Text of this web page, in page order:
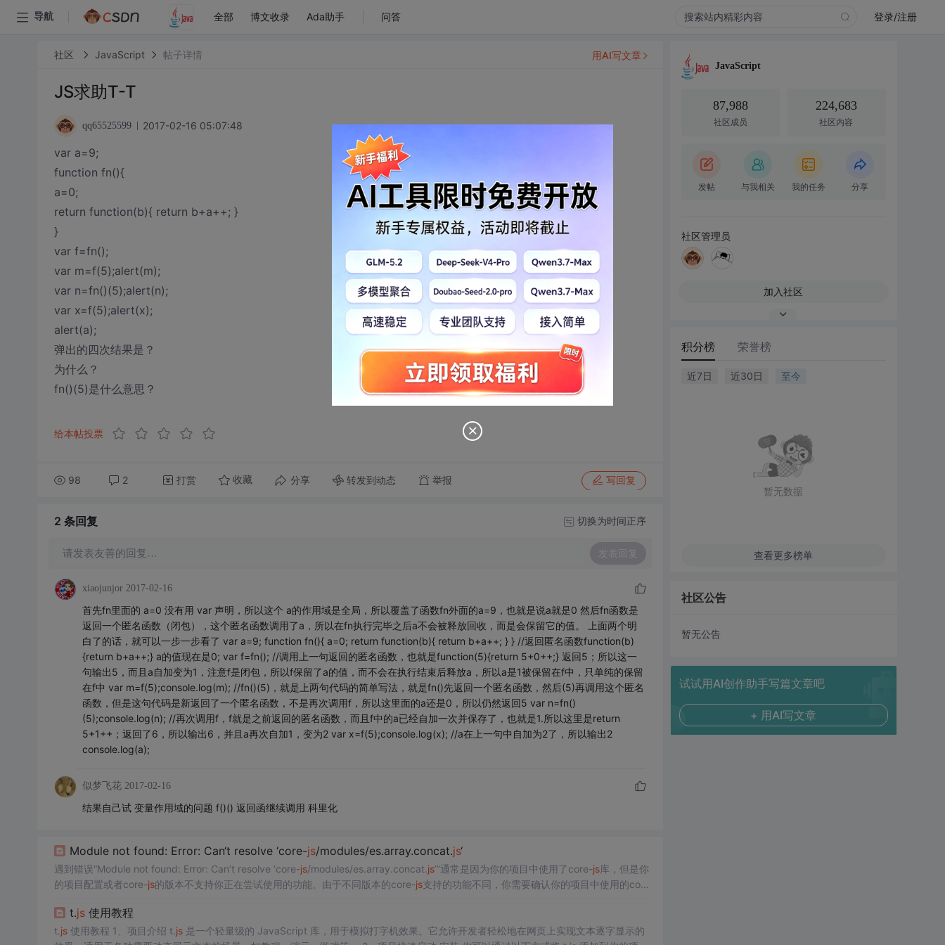
导航 全部 博文收录 Ada助手 问答 登录/注册
社区 JavaScript 帖子详情
JS求助T-T
qq65525599 2017-02-16 05:07:48
var a=9;
function fn(){
a=0;
return function(b){ return b+a++; }
}
var f=fn();
var m=f(5);alert(m);
var n=fn()(5);alert(n);
var x=f(5);alert(x);
alert(a);
弹出的四次结果是？
为什么？
fn()(5)是什么意思？
给本帖投票
98 2 打赏 收藏 分享 转发到动态 举报 写回复
用AI写文章
2 条回复 切换为时间正序
请发表友善的回复… 发表回复
xiaojunjor 2017-02-16
首先fn里面的 a=0 没有用 var 声明，所以这个 a的作用域是全局，所以覆盖了函数fn外面的a=9，也就是说a就是0 然后fn函数是
返回一个匿名函数（闭包），这个匿名函数调用了a，所以在fn执行完毕之后a不会被释放回收，而是会保留它的值。 上面两个明
白了的话，就可以一步一步看了 var a=9; function fn(){ a=0; return function(b){ return b+a++; } } //返回匿名函数function(b)
{return b+a++;} a的值现在是0; var f=fn(); //调用上一句返回的匿名函数，也就是function(5){return 5+0++;} 返回5；所以这一
句输出5，而且a自加变为1，注意f是闭包，所以f保留了a的值，而不会在执行结束后释放a，所以a是1被保留在f中，只单纯的保留
在f中 var m=f(5);console.log(m); //fn()(5)，就是上两句代码的简单写法，就是fn()先返回一个匿名函数，然后(5)再调用这个匿名
函数，但是这句代码是新返回了一个匿名函数，不是再次调用f，所以这里面的a还是0，所以仍然返回5 var n=fn()
(5);console.log(n); //再次调用f，f就是之前返回的匿名函数，而且f中的a已经自加一次并保存了，也就是1.所以这里是return
5+1++；返回了6，所以输出6，并且a再次自加1，变为2 var x=f(5);console.log(x); //a在上一句中自加为2了，所以输出2
console.log(a);
似梦飞花 2017-02-16
结果自己试 变量作用域的问题 f()() 返回函继续调用 科里化
Module not found: Error: Can‘t resolve ‘core-js/modules/es.array.concat.js‘
遇到错误“Module not found: Error: Can’t resolve ‘core-js/modules/es.array.concat. js’”通常是因为你的项目中使用了core-js库，但是你
的项目配置或者core-js的版本不支持你正在尝试使用的功能。由于不同版本的core-js支持的功能不同，你需要确认你的项目中使用的core
t.js使用教程
t. js使用教程 1、项目介绍 t. js是一个轻量级的 JavaScript 库，用于模拟打字机效果。它允许开发者轻松地在网页上实现文本逐字显示的
JavaScript
87,988
社区成员
224,683
社区内容
发帖 与我相关 我的任务 分享
社区管理员
加入社区
积分榜 荣誉榜
近7日 近30日 至今
暂无数据
查看更多榜单
社区公告
暂无公告
试试用AI创作助手写篇文章吧
+ 用AI写文章